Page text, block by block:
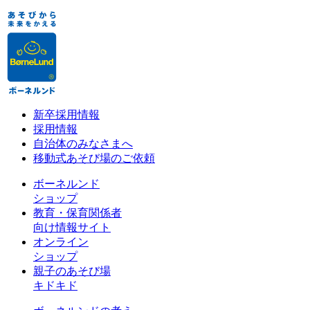
新卒採用情報
採用情報
自治体のみなさまへ
移動式あそび場のご依頼
ボーネルンド
ショップ
教育・保育関係者
向け情報サイト
オンライン
ショップ
親子のあそび場
キドキド